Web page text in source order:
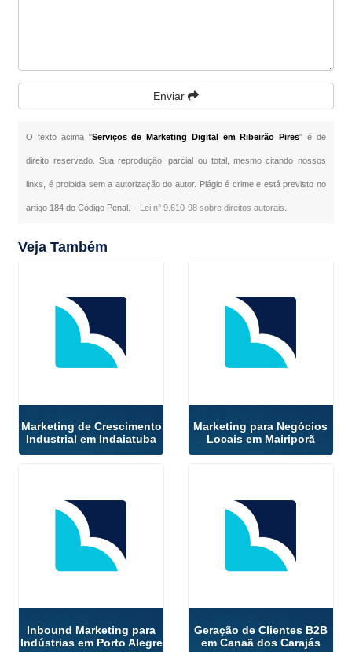
Enviar
O texto acima "Serviços de Marketing Digital em Ribeirão Pires" é de
direito reservado. Sua reprodução, parcial ou total, mesmo citando nossos
links, é proibida sem a autorização do autor. Plágio é crime e está previsto no
artigo 184 do Código Penal. – Lei n° 9.610-98 sobre direitos autorais
Veja Também
Marketing de Crescimento
Industrial em Indaiatuba
Marketing para Negócios
Locais em Mairiporã
Inbound Marketing para
Indústrias em Porto Alegre
Geração de Clientes B2B
em Canaã dos Carajás